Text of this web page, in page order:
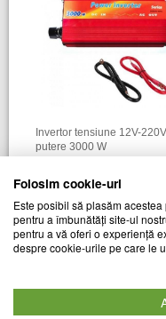
Invertor tensiune 12V-
putere 3000 W
17608 469
Folosim cookie-uri
Este posibil să plasăm
pentru a îmbunătăți site-ul
pentru a vă oferi o experiență
despre cookie-urile pe care le